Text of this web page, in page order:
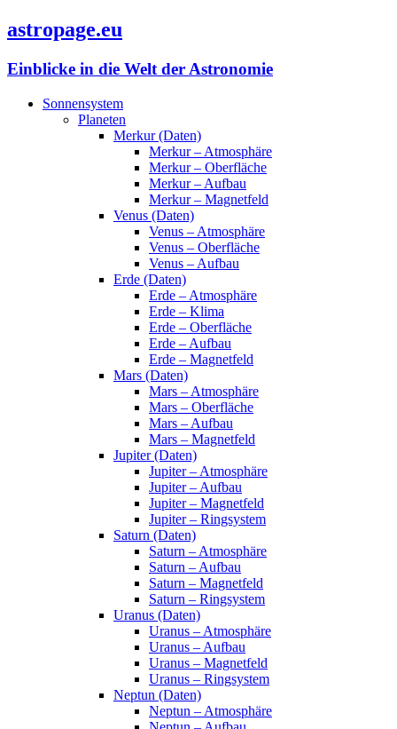
astropage.eu
Einblicke in die Welt der Astronomie
Sonnensystem
Planeten
Merkur (Daten)
Merkur – Atmosphäre
Merkur – Oberfläche
Merkur – Aufbau
Merkur – Magnetfeld
Venus (Daten)
Venus – Atmosphäre
Venus – Oberfläche
Venus – Aufbau
Erde (Daten)
Erde – Atmosphäre
Erde – Klima
Erde – Oberfläche
Erde – Aufbau
Erde – Magnetfeld
Mars (Daten)
Mars – Atmosphäre
Mars – Oberfläche
Mars – Aufbau
Mars – Magnetfeld
Jupiter (Daten)
Jupiter – Atmosphäre
Jupiter – Aufbau
Jupiter – Magnetfeld
Jupiter – Ringsystem
Saturn (Daten)
Saturn – Atmosphäre
Saturn – Aufbau
Saturn – Magnetfeld
Saturn – Ringsystem
Uranus (Daten)
Uranus – Atmosphäre
Uranus – Aufbau
Uranus – Magnetfeld
Uranus – Ringsystem
Neptun (Daten)
Neptun – Atmosphäre